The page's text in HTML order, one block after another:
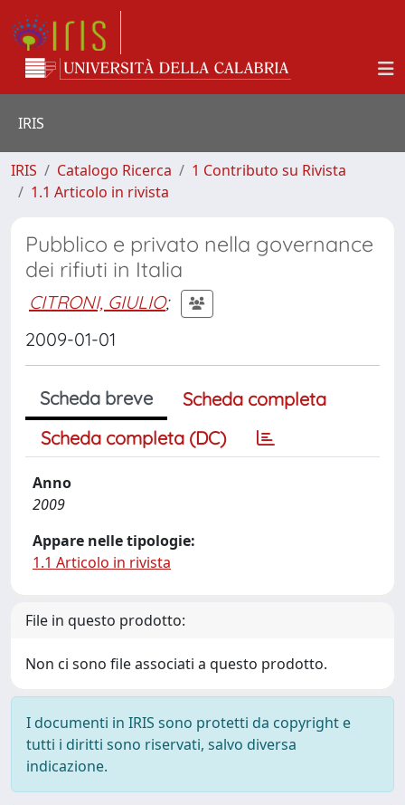
IRIS
IRIS Catalogo Ricerca
1 Contributo su Rivista
1.1 Articolo in rivista
Pubblico e privato nella governance
dei rifiuti in Italia
CITRONI, GIULIO;
2009-01-01
Scheda breve
Scheda completa
Scheda completa (DC)
Anno
2009
Appare nelle tipologie:
1.1 Articolo in rivista
File in questo prodotto:
Non ci sono file associati a questo prodotto.
I documenti in IRIS sono protetti da copyright e
tutti i diritti sono riservati, salvo diversa
indicazione.